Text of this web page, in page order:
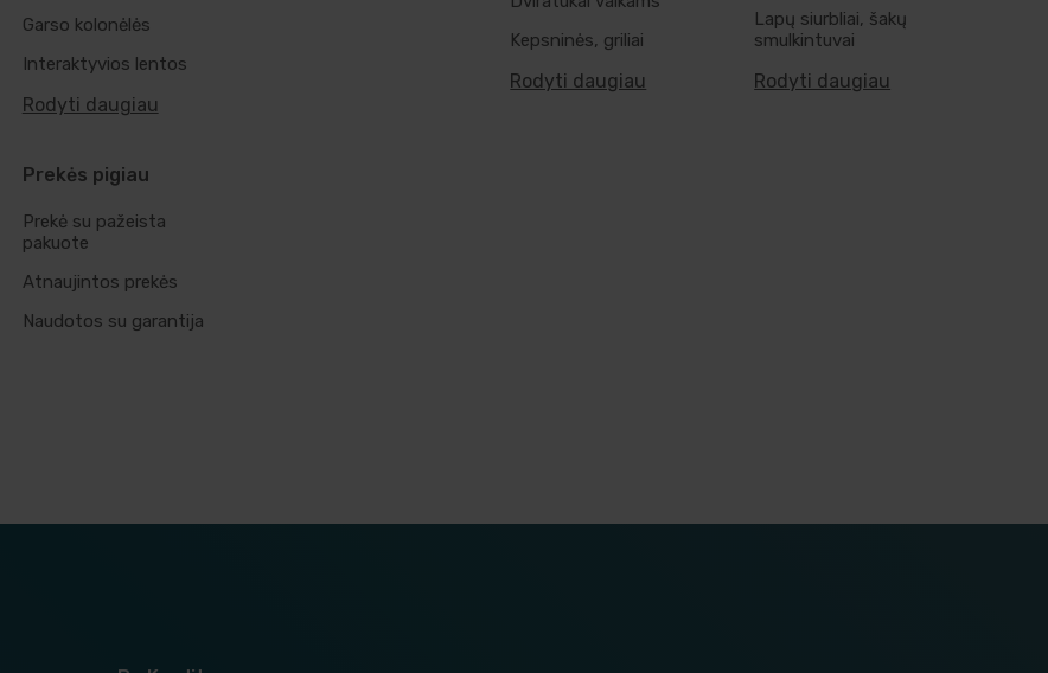
Garso kolonėlės
Interaktyvios lentos
Rodyti daugiau
Kepsninės, griliai
Rodyti daugiau
Lapų siurbliai, šakų
smulkintuvai
Rodyti daugiau
Prekės pigiau
Prekė su pažeista
pakuote
Atnaujintos prekės
Naudotos su garantija